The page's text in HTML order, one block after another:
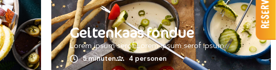
Geitenkaas fondue
Lorem ipsum serof Lorem ipsum serof ipsum
5 minuten 4 personen